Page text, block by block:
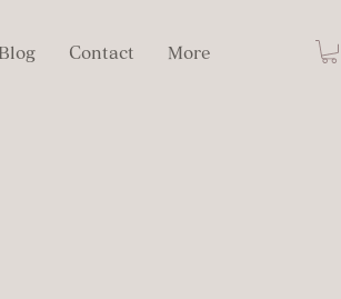
Contact More